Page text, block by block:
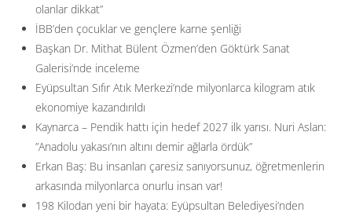
olanlar dikkat”
İBB’den çocuklar ve gençlere karne şenliği
Başkan Dr. Mithat Bülent Özmen’den Göktürk Sanat
Galerisi’nde inceleme
Eyüpsultan Sıfır Atık Merkezi’nde milyonlarca kilogram atık
ekonomiye kazandırıldı
Kaynarca – Pendik hattı için hedef 2027 ilk yarısı. Nuri Aslan:
”Anadolu yakası’nın altını demir ağlarla ördük”
Erkan Baş: Bu insanları çaresiz sanıyorsunuz, öğretmenlerin
arkasında milyonlarca onurlu insan var!
198 Kilodan yeni bir hayata: Eyüpsultan Belediyesi’nden